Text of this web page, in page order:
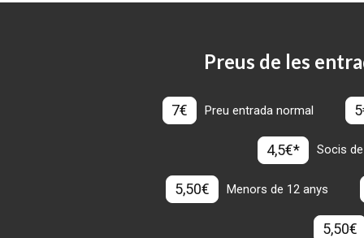
Preus de les
7€ Preu entrada normal
4,5€* Socis
5,50€ Menors de 12 anys
5,50€